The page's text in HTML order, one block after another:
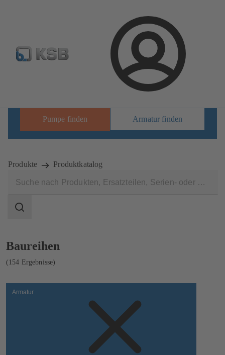
Login
Pumpen & Armaturen finden Produkt konfigurieren
Finden Sie das richtige Produkt für Ihre
Pumpe finden
Armatur finden
Produkte Produktkatalog
Suchbereich
Es
werden
154
Baureihen
(154 Ergebnisse)
Armatur